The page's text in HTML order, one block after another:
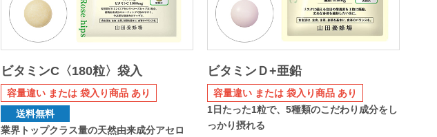
ビタミンC〈180粒〉袋入
容量違い または 袋入り商品 あり
送料無料
業界トップクラス量の天然由来成分アセロ
ビタミンＤ+亜鉛
容量違い または 袋入り商品 あり
1日たった1粒で、5種類のこだわり成分をし
っかり摂れる